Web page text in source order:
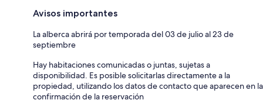
Avisos importantes
La alberca abrirá por temporada del 03 de julio al 23 de
septiembre
Hay habitaciones comunicadas o juntas, sujetas a
disponibilidad. Es posible solicitarlas directamente a la
propiedad, utilizando los datos de contacto que aparecen en la
confirmación de la reservación